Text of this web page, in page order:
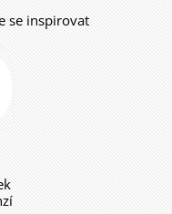
se inspirovat